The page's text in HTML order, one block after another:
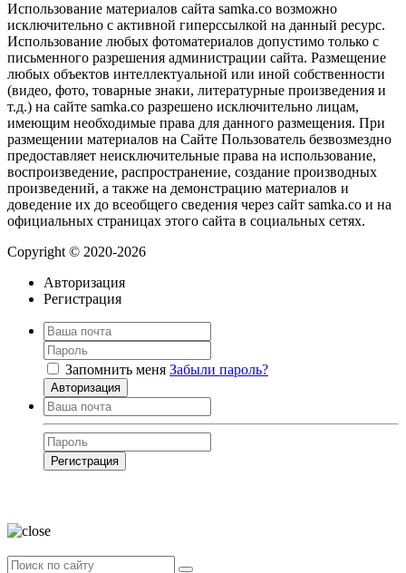
Использование материалов сайта samka.co возможно
исключительно с активной гиперссылкой на данный ресурс.
Использование любых фотоматериалов допустимо только с
письменного разрешения администрации сайта. Размещение
любых объектов интеллектуальной или иной собственности
(видео, фото, товарные знаки, литературные произведения и
т.д.) на сайте samka.co разрешено исключительно лицам,
имеющим необходимые права для данного размещения. При
размещении материалов на Сайте Пользователь безвозмездно
предоставляет неисключительные права на использование,
воспроизведение, распространение, создание производных
произведений, а также на демонстрацию материалов и
доведение их до всеобщего сведения через сайт samka.co и на
официальных страницах этого сайта в социальных сетях.
Copyright © 2020-2026
Авторизация
Регистрация
Запомнить меня Забыли пароль?
Авторизация
Регистрация